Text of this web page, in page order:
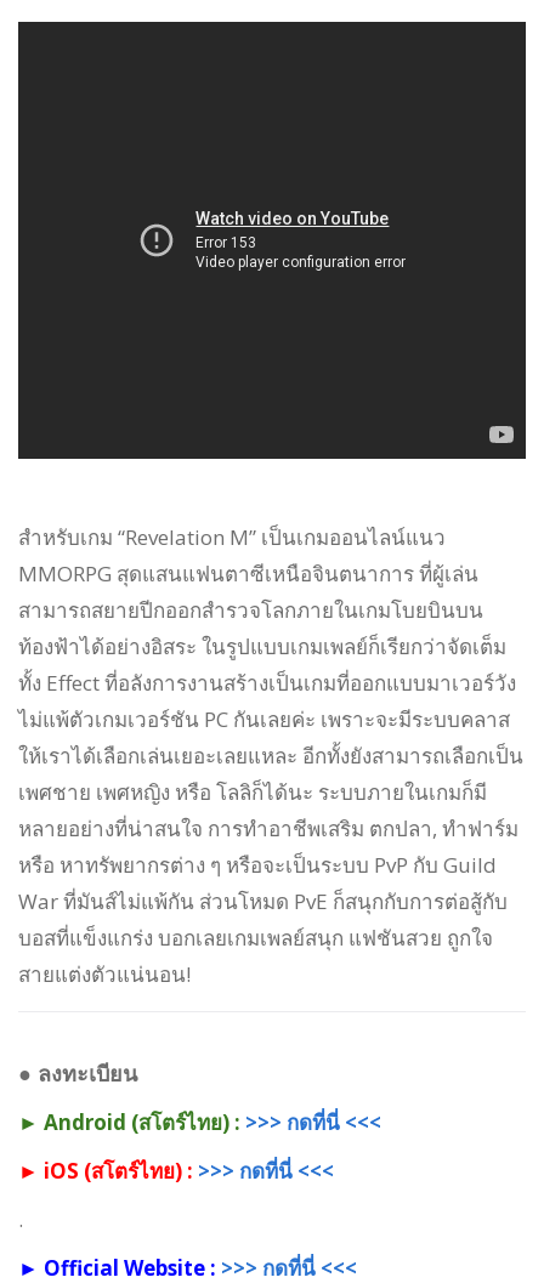
สำหรับเกม “Revelation M” เป็นเกมออนไลน์แนว
MMORPG สุดแสนแฟนตาซีเหนือจินตนาการ ที่ผู้เล่น
สามารถสยายปีกออกสำรวจโลกภายในเกมโบยบินบน
ท้องฟ้าได้อย่างอิสระ ในรูปแบบเกมเพลย์ก็เรียกว่าจัดเต็ม
ทั้ง Effect ที่อลังการงานสร้างเป็นเกมที่ออกแบบมาเวอร์วัง
ไม่แพ้ตัวเกมเวอร์ชัน PC กันเลยค่ะ เพราะจะมีระบบคลาส
ให้เราได้เลือกเล่นเยอะเลยแหละ อีกทั้งยังสามารถเลือกเป็น
เพศชาย เพศหญิง หรือ โลลิก็ได้นะ ระบบภายในเกมก็มี
หลายอย่างที่น่าสนใจ การทำอาชีพเสริม ตกปลา, ทำฟาร์ม
หรือ หาทรัพยากรต่าง ๆ หรือจะเป็นระบบ PvP กับ Guild
War ที่มันส์ไม่แพ้กัน ส่วนโหมด PvE ก็สนุกกับการต่อสู้กับ
บอสที่แข็งแกร่ง บอกเลยเกมเพลย์สนุก แฟชันสวย ถูกใจ
สายแต่งตัวแน่นอน!
● ลงทะเบียน
► Android (สโตร์ไทย) : >>> กดที่นี่ <<<
► iOS (สโตร์ไทย) : >>> กดที่นี่ <<<
.
► Official Website : >>> กดที่นี่ <<<